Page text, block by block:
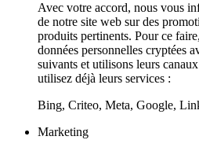
Avec votre accord, nous vous
de notre site web sur des
produits pertinents. Pour ce
données personnelles cryptées
suivants et utilisons leurs
utilisez déjà leurs services :
Bing, Criteo, Meta, Google,
Marketing